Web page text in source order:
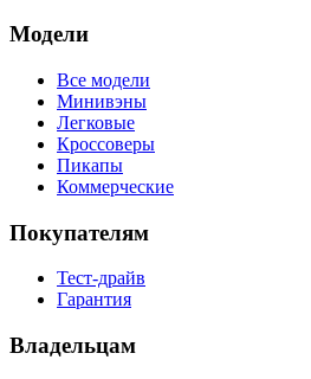
Модели
Все модели
Минивэны
Легковые
Кроссоверы
Пикапы
Коммерческие
Покупателям
Тест-драйв
Гарантия
Владельцам